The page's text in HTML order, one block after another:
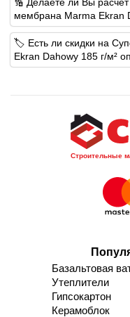
мембрана Marma Ekran
🏷️ Есть ли скидки на
Ekran Dahowy 185 г/м²
Строительные
Базальтовая
Утеплители
Гипсокартон
Керамоблок